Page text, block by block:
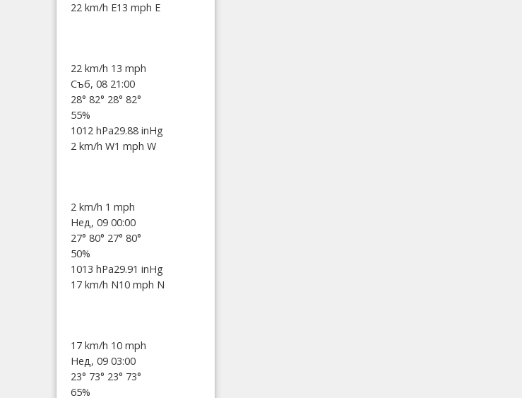
22 km/h E13 mph E
22 km/h 13 mph
Съб, 08 21:00
28° 82° 28° 82°
55%
1012 hPa29.88 inHg
2 km/h W1 mph W
2 km/h 1 mph
Нед, 09 00:00
27° 80° 27° 80°
50%
1013 hPa29.91 inHg
17 km/h N10 mph N
17 km/h 10 mph
Нед, 09 03:00
23° 73° 23° 73°
65%